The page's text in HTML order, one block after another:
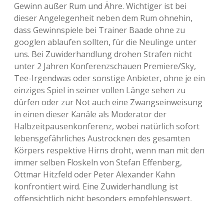
Gewinn außer Rum und Ähre. Wichtiger ist bei
dieser Angelegenheit neben dem Rum ohnehin,
dass Gewinnspiele bei Trainer Baade ohne zu
googlen ablaufen sollten, für die Neulinge unter
uns. Bei Zuwiderhandlung drohen Strafen nicht
unter 2 Jahren Konferenzschauen Premiere/Sky,
Tee-Irgendwas oder sonstige Anbieter, ohne je ein
einziges Spiel in seiner vollen Länge sehen zu
dürfen oder zur Not auch eine Zwangseinweisung
in einen dieser Kanäle als Moderator der
Halbzeitpausenkonferenz, wobei natürlich sofort
lebensgefährliches Austrocknen des gesamten
Körpers respektive Hirns droht, wenn man mit den
immer selben Floskeln von Stefan Effenberg,
Ottmar Hitzfeld oder Peter Alexander Kahn
konfrontiert wird. Eine Zuwiderhandlung ist
offensichtlich nicht besonders empfehlenswert,